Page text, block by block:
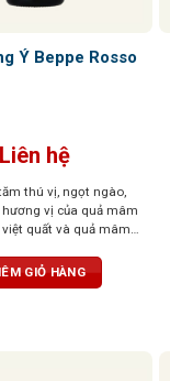
Ý Beppe Rosso
Liên hệ
thú vị, ngọt ngào,
hương vị của quả mâm
việt quất và quả mâm
GIỎ HÀNG